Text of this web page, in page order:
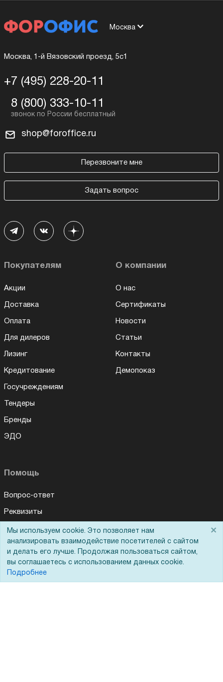
Москва
Москва, 1-й Вязовский проезд, 5с1
+7 (495) 228-20-11
8 (800) 333-10-11
shop@foroffice.ru
Перезвоните мне
Задать вопрос
Покупателям
Акции
Доставка
Оплата
Для дилеров
Лизинг
Кредитование
Госучреждениям
Тендеры
Бренды
ЭДО
О компании
О нас
Сертификаты
Новости
Статьи
Контакты
Демопоказ
Помощь
Вопрос-ответ
Реквизиты
Гарантии и возврат
Сервисный центр
Вакансии
Обратная связь
Мы используем cookie. Это позволяет нам
анализировать взаимодействие посетителей с сайтом
и делать его лучше. Продолжая пользоваться сайтом,
вы соглашаетесь с использованием данных cookie.
Подробнее
×